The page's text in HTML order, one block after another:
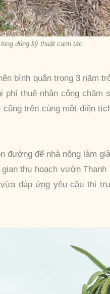
đúng kỹ thuật canh tác
bình quân trong 3 năm
thuê nhân công chăm
trên cùng một diện
đường để nhà nông làm
thu hoạch vườn
đáp ứng yêu cầu thị